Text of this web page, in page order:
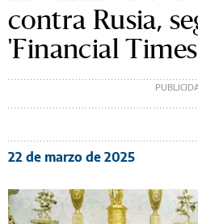
contra Rusia,
'Financial
22 de marzo de 2025